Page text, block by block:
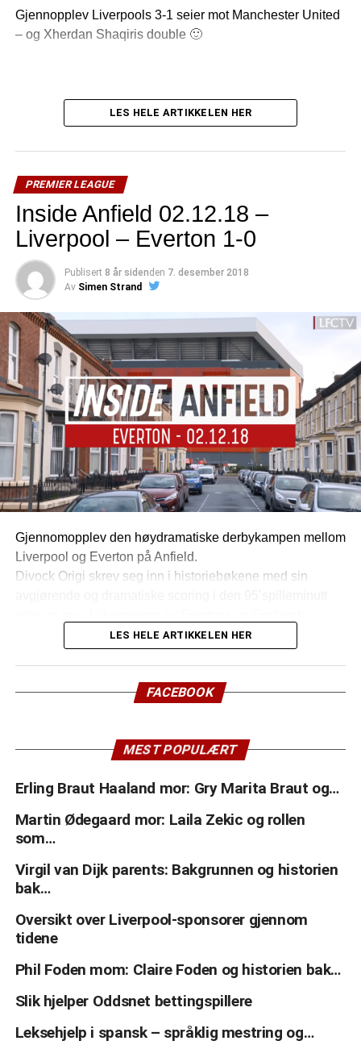
Gjennopplev Liverpools 3-1 seier mot Manchester United
– og Xherdan Shaqiris double 🙂
LES HELE ARTIKKELEN HER
PREMIER LEAGUE
Inside Anfield 02.12.18 –
Liverpool – Everton 1-0
Publisert 8 år sidenden 7. desember 2018
Av Simen Strand
Gjennomopplev den høydramatiske derbykampen mellom
Liverpool og Everton på Anfield.
Divock Origi skrev seg inn i historiebøkene med sin
landslagskeeper Jordan Pickford
Se scoringen fra alle tenkelige vinkler:
LES HELE ARTIKKELEN HER
FACEBOOK
MEST POPULÆRT
Erling Braut Haaland mor: Gry Marita Braut og…
Martin Ødegaard mor: Laila Zekic og rollen
som…
Virgil van Dijk parents: Bakgrunnen og historien
bak…
Oversikt over Liverpool-sponsorer gjennom
tidene
Phil Foden mom: Claire Foden og historien bak…
Slik hjelper Oddsnet bettingspillere
Leksehjelp i spansk – språklig mestring og…